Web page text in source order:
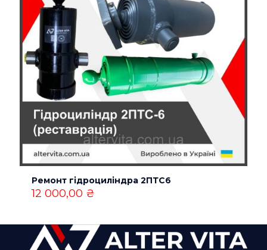
Ремонт гідроциліндра 2ПТС6
12 000,00 ₴